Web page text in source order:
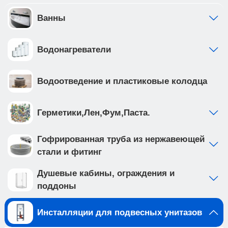
стали с антикоррозийным покрытием, что
обеспечивает надежность и долговечность
комплектом сантехники, который включает
IB.BLA.234.1B1) и клавишу смыва INOX-C цвета
хром матовый, нержавеющая сталь (арт.
смыва TORNADO выполнен из белого фарфора,
и имеет такие особенности как: • система смыва
TORNADO на 20% эфективнее других смывов •
чаша с технологией антивсплеск минимизирует
время использования • наноглазированное
антибактериальное покрытие унитаза
обеспечивает непревзойденный уровень
гигиены, предотвращая размножение бактерий •
в комплекте тонкое, быстросъемное из
Ванны
Водонагреватели
Водоотведение и пластиковые колодца
Герметики,Лен,Фум,Паста.
Гофрированная труба из нержавеющей
стали и фитинг
Душевые кабины, ограждения и
поддоны
Инсталляции для подвесных унитазов